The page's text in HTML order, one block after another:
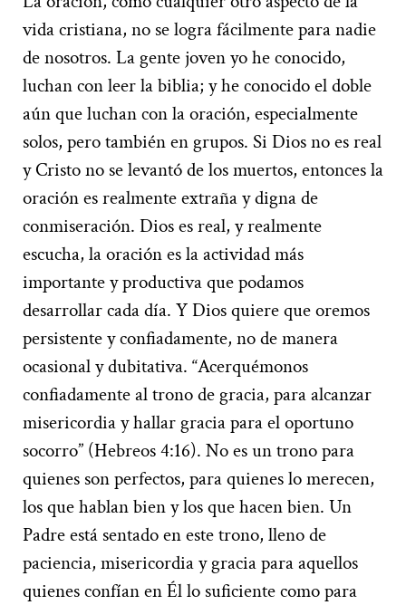
vida cristiana, no se logra fácilmente para nadie
de nosotros. La gente joven yo he conocido,
luchan con leer la biblia; y he conocido el doble
aún que luchan con la oración, especialmente
solos, pero también en grupos. Si Dios no es real
y Cristo no se levantó de los muertos, entonces la
oración es realmente extraña y digna de
conmiseración. Dios es real, y realmente
escucha, la oración es la actividad más
importante y productiva que podamos
desarrollar cada día. Y Dios quiere que oremos
persistente y confiadamente, no de manera
ocasional y dubitativa. “Acerquémonos
confiadamente al trono de gracia, para alcanzar
misericordia y hallar gracia para el oportuno
socorro” (Hebreos 4:16). No es un trono para
quienes son perfectos, para quienes lo merecen,
los que hablan bien y los que hacen bien. Un
Padre está sentado en este trono, lleno de
paciencia, misericordia y gracia para aquellos
quienes confían en Él lo suficiente como para